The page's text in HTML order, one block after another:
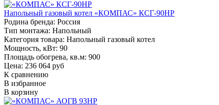
Напольный газовый котел «КОМПАС» КСГ-90НР
Родина бренда: Россия
Тип монтажа: Напольный
Категория товара: Напольный газовый котел
Мощность, кВт: 90
Площадь обогрева, кв.м: 900
Цена: 236 064 руб
К сравнению
В избранное
В корзину